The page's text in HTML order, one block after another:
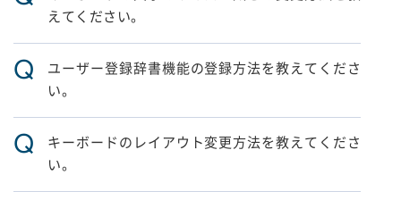
えてください。
Q
ユーザー登録辞書機能の登録方法を教えてくださ
い。
Q
キーボードのレイアウト変更方法を教えてくださ
い。